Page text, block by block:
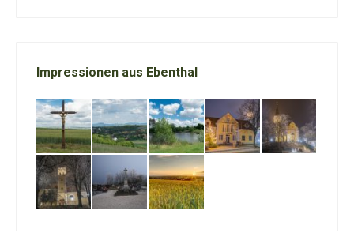
Impressionen aus Ebenthal